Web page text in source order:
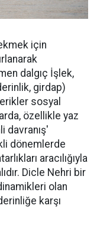
için
dalgıç İşlek,
girdap)
sosyal
özellikle yaz
davranış'
dönemlerde
aracılığıyla
Dicle Nehri bir
olan
karşı